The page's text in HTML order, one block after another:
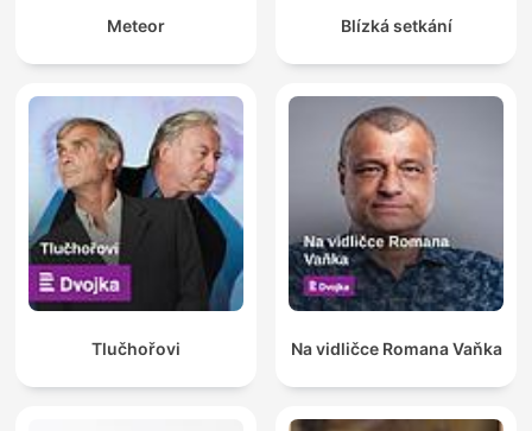
Meteor Blízká setkání
Tlučhořovi Na vidličce Romana Vaňka